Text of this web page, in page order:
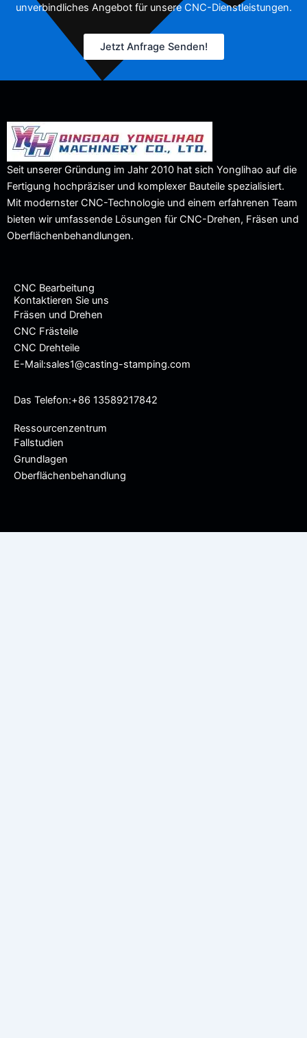
unverbindliches Angebot für unsere CNC-Dienstleistungen.
Jetzt Anfrage Senden!
Seit unserer Gründung im Jahr 2010 hat sich Yonglihao auf die
Fertigung hochpräziser und komplexer Bauteile spezialisiert.
Mit modernster CNC-Technologie und einem erfahrenen Team
bieten wir umfassende Lösungen für CNC-Drehen, Fräsen und
Oberflächenbehandlungen.
CNC Bearbeitung
Kontaktieren Sie uns
Fräsen und Drehen
CNC Frästeile
CNC Drehteile
E-Mail:sales1@casting-stamping.com
Das Telefon:+86 13589217842
Ressourcenzentrum
Fallstudien
Grundlagen
Oberflächenbehandlung